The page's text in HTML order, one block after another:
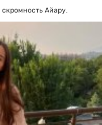
Айару.